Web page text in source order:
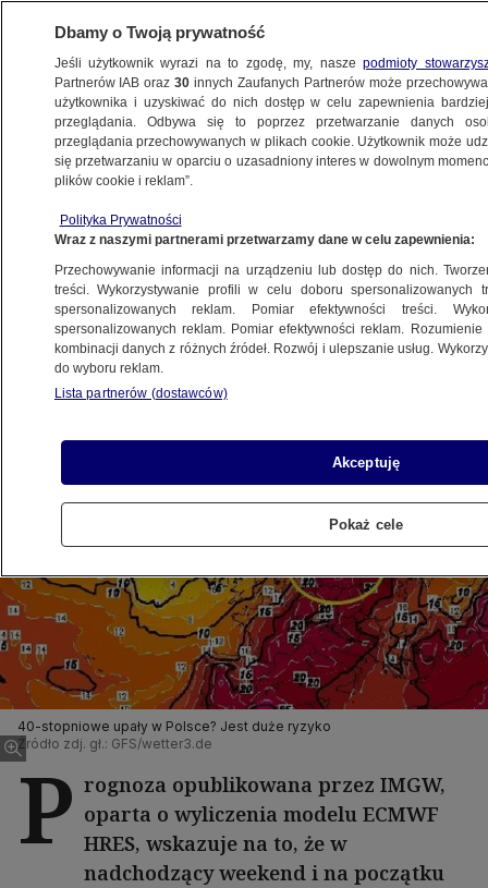
METEO
PROGNOZA
Cała Polska znajdzie się pod kopułą
ciepła. Analiza prognozy,
której strach się bać
Arleta Unton-Pyziołek
23.06.2026, 16:24
Udostępnij
40-stopniowe upały w Polsce? Jest duże ryzyko
Źródło zdj. gł.: GFS/wetter3.de
P rognoza opublikowana przez IMGW,
oparta o wyliczenia modelu ECMWF
HRES, wskazuje na to, że w
nadchodzący weekend i na początku
Dbamy o Twoją prywatność
Jeśli użytkownik wyrazi na to zgodę, my, naszepodmioty
Partnerów IAB oraz30 innych Zaufanych Partnerów może
użytkownika i uzyskiwać do nich dostęp w celu zapewnienia
przeglądania. Odbywa się to poprzez przetwarzanie danych
przeglądania przechowywanych w plikach cookie. Użytkownik może
się przetwarzaniu w oparciu o uzasadniony interes w dowolnym
plików cookie i reklam”.
Polityka Prywatności
Wraz z naszymi partnerami przetwarzamy dane w celu zapewnienia:
Przechowywanie informacji na urządzeniu lub dostęp do nich.
treści. Wykorzystywanie profili w celu doboru spersonalizowanych
spersonalizowanych reklam. Pomiar efektywności treści.
spersonalizowanych reklam. Pomiar efektywności reklam.
kombinacji danych z różnych źródeł. Rozwój i ulepszanie usług.
do wyboru reklam.
Lista partnerów (dostawców)
Akceptuję
Pokaż cele